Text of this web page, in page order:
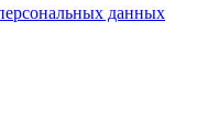
данных